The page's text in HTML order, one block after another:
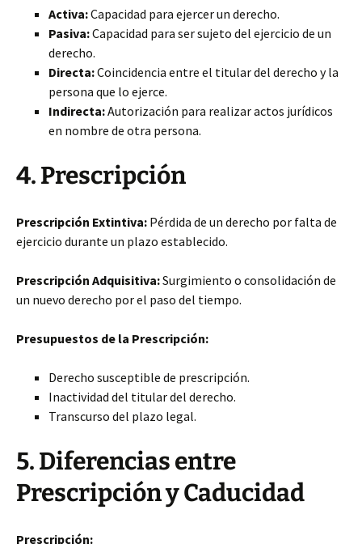
Activa:Capacidad para ejercer un derecho.
Pasiva:Capacidad para ser sujeto del ejercicio de un
derecho.
Directa:Coincidencia entre el titular del derecho y la
persona que lo ejerce.
Indirecta:Autorización para realizar actos jurídicos
en nombre de otra persona.
4. Prescripción
Prescripción Extintiva: Pérdida de un derecho por falta de
ejercicio durante un plazo establecido.
Prescripción Adquisitiva:Surgimiento o consolidación de
un nuevo derecho por el paso del tiempo.
Presupuestos de la Prescripción:
Derecho susceptible de prescripción.
Inactividad del titular del derecho.
Transcurso del plazo legal.
5. Diferencias entre
Prescripción y Caducidad
Prescripción: